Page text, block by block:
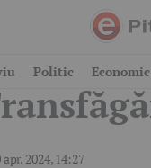
Politic Economic
apr. 2024, 14:27